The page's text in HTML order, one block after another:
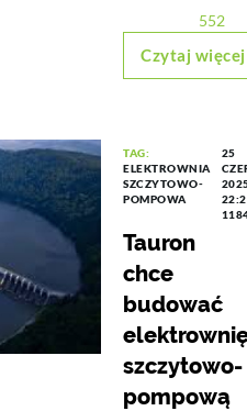
552
Czytaj więcej
TAG:
ELEKTROWNIA
SZCZYTOWO-
POMPOWA
25
Tauron
chce
budować
szczytowo-
pompową